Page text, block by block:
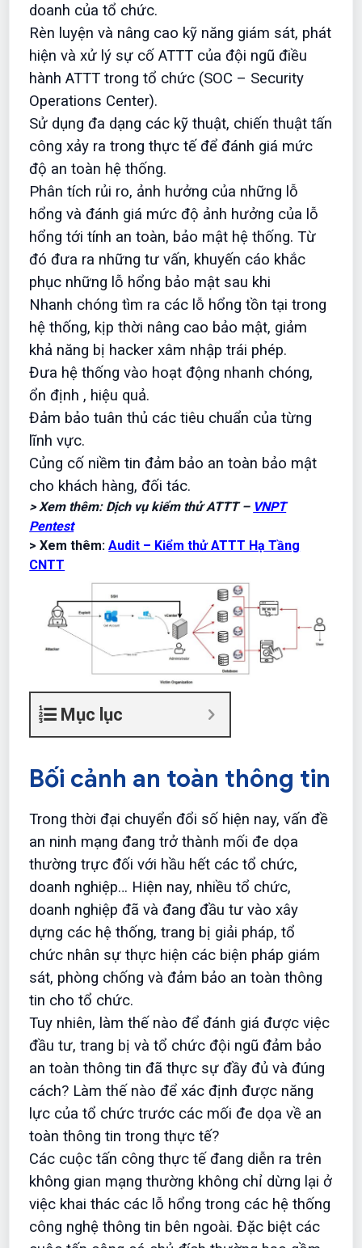
doanh của tổ chức.
Rèn luyện và nâng cao kỹ năng giám sát, phát
hiện và xử lý sự cố ATTT của đội ngũ điều
hành ATTT trong tổ chức (SOC – Security
Operations Center).
Sử dụng đa dạng các kỹ thuật, chiến thuật tấn
công xảy ra trong thực tế để đánh giá mức
độ an toàn hệ thống.
Phân tích rủi ro, ảnh hưởng của những lỗ
hổng và đánh giá mức độ ảnh hưởng của lỗ
hổng tới tính an toàn, bảo mật hệ thống. Từ
đó đưa ra những tư vấn, khuyến cáo khắc
phục những lỗ hổng bảo mật sau khi
Nhanh chóng tìm ra các lỗ hổng tồn tại trong
hệ thống, kịp thời nâng cao bảo mật, giảm
khả năng bị hacker xâm nhập trái phép.
Đưa hệ thống vào hoạt động nhanh chóng,
ổn định , hiệu quả.
Đảm bảo tuân thủ các tiêu chuẩn của từng
lĩnh vực.
Củng cố niềm tin đảm bảo an toàn bảo mật
cho khách hàng, đối tác.
> Xem thêm: Dịch vụ kiểm thử ATTT – VNPT
Pentest
> Xem thêm:Audit – Kiểm thử ATTT Hạ Tầng
CNTT
Mục lục
Bối cảnh an toàn thông tin
Trong thời đại chuyển đổi số hiện nay, vấn đề
an ninh mạng đang trở thành mối đe dọa
thường trực đối với hầu hết các tổ chức,
doanh nghiệp… Hiện nay, nhiều tổ chức,
doanh nghiệp đã và đang đầu tư vào xây
dựng các hệ thống, trang bị giải pháp, tổ
chức nhân sự thực hiện các biện pháp giám
sát, phòng chống và đảm bảo an toàn thông
tin cho tổ chức.
Tuy nhiên, làm thế nào để đánh giá được việc
đầu tư, trang bị và tổ chức đội ngũ đảm bảo
an toàn thông tin đã thực sự đầy đủ và đúng
cách? Làm thế nào để xác định được năng
lực của tổ chức trước các mối đe dọa về an
toàn thông tin trong thực tế?
Các cuộc tấn công thực tế đang diễn ra trên
không gian mạng thường không chỉ dừng lại ở
việc khai thác các lỗ hổng trong các hệ thống
công nghệ thông tin bên ngoài. Đặc biệt các